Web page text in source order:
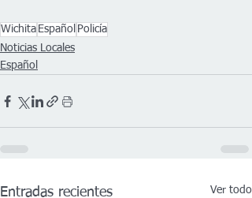
Wichita Español Policía
Noticias Locales
Español
Entradas recientes Ver todo